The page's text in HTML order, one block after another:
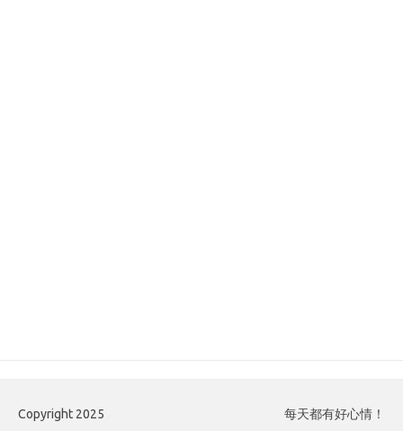
Copyright 2025 每天都有好心情！